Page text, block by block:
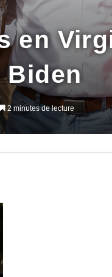
en
Biden
2 minutes de lecture